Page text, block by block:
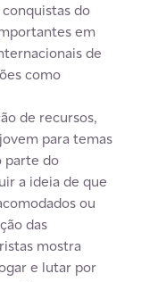
do
em
de
como
de recursos,
para temas
parte do
a ideia de que
ou
das
mostra
e lutar por